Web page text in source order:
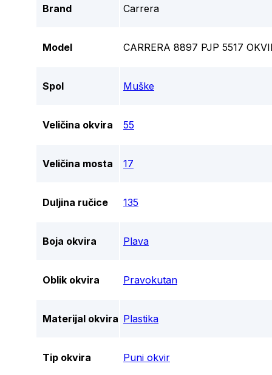
Brand Carrera
Model CARRERA 8897 PJP 5517
Spol Muške
Veličina okvira 55
Veličina mosta 17
Duljina ručice 135
Boja okvira Plava
Oblik okvira Pravokutan
Materijal okvira Plastika
Tip okvira Puni okvir